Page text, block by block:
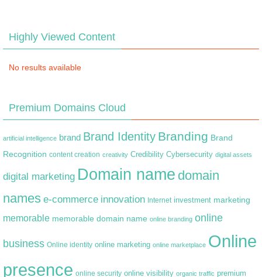
Highly Viewed Content
No results available
Premium Domains Cloud
artificial intelligence brand Brand Identity Branding Brand
Recognition content creation creativity Credibility Cybersecurity digital assets
digital marketing Domain name domain
names e-commerce innovation Internet investment marketing
memorable memorable domain name online branding online
business Online identity online marketing online marketplace Online
presence online security online visibility organic traffic premium